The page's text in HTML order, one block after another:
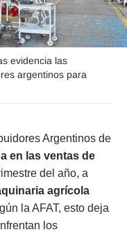
evidencia las
argentinos para
Argentinos de
en las ventas de
del año, a
agrícola
la AFAT, esto deja
los